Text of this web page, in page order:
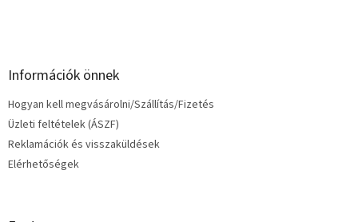
Információk önnek
Hogyan kell megvásárolni/Szállítás/Fizetés
Üzleti feltételek (ÁSZF)
Reklamációk és visszaküldések
Elérhetőségek